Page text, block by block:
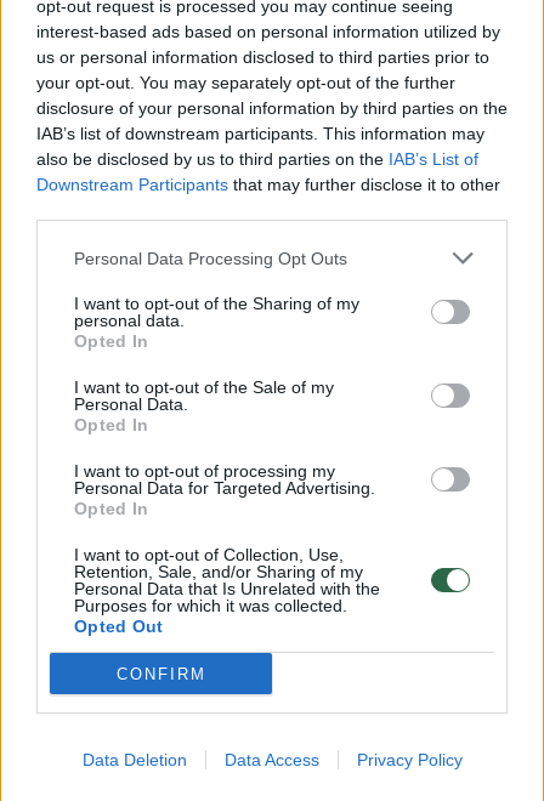
opt-out request is processed you may continue seeing
interest-based ads based on personal information utilized by
us or personal information disclosed to third parties prior to
your opt-out. You may separately opt-out of the further
disclosure of your personal information by third parties on the
IAB’s list of downstream participants. This information may
also be disclosed by us to third parties on the IAB’s List of
Downstream Participants that may further disclose it to other
Personal Data Processing Opt Outs
I want to opt-out of the Sharing of my
personal data.
Opted In
I want to opt-out of the Sale of my
Personal Data.
Opted In
I want to opt-out of processing my
Personal Data for Targeted Advertising.
Opted In
I want to opt-out of Collection, Use,
Retention, Sale, and/or Sharing of my
Personal Data that Is Unrelated with the
Purposes for which it was collected.
Opted Out
CONFIRM
Data Deletion Data Access Privacy Policy
Vasaros klasika: voveraitės su
šviežiomis bulvėmis ir krapais
2026 m. rugpjūčio 7 d. 12:57
Lrytas.lt
Prasideda vienas laukiamiausių sezonų
grybų mėgėjams – voveraičių metas.
Kvapnios miško gėrybės puikiai dera su
paprastais lietuvių pamėgtais produktais
ir leidžia be didelių išlaidų paruošti sotų
bei skanų patiekalą, rašoma pranešime
žiniasklaidai.